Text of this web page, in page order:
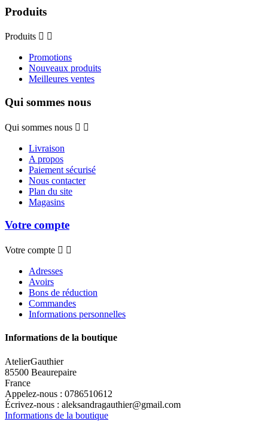
Produits
Produits  
Promotions
Nouveaux produits
Meilleures ventes
Qui sommes nous
Qui sommes nous  
Livraison
A propos
Paiement sécurisé
Nous contacter
Plan du site
Magasins
Votre compte
Votre compte  
Adresses
Avoirs
Bons de réduction
Commandes
Informations personnelles
Informations de la boutique
AtelierGauthier
85500 Beaurepaire
France
Appelez-nous : 0786510612
Écrivez-nous : aleksandragauthier@gmail.com
Informations de la boutique